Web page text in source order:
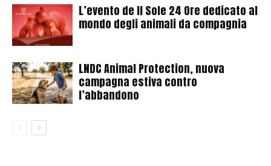
L’evento de Il Sole 24 Ore dedicato al
mondo degli animali da compagnia
LNDC Animal Protection, nuova
campagna estiva contro
l’abbandono